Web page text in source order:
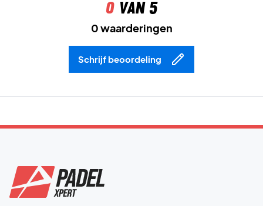
0van 5
0 waarderingen
Schrijf beoordeling